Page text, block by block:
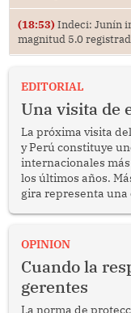
(18:53) Indeci: Junín
magnitud 5.0
EDITORIAL
Una visita de
La próxima visita
y Perú constituye
internacionales
los últimos años.
gira representa
enfrenta desafíos
OPINION
Cuando la
gerentes
La norma de